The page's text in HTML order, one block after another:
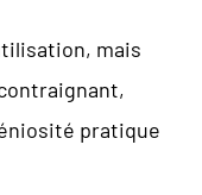
mais
pratique